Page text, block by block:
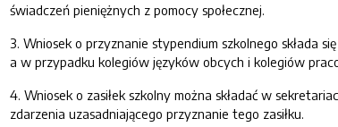
świadczeń pieniężnych z pomocy społecznej.
3. Wniosek o przyznanie stypendium szkolnego składa
a w przypadku kolegiów języków obcych i kolegiów
4. Wniosek o zasiłek szkolny można składać w
zdarzenia uzasadniającego przyznanie tego zasiłku.